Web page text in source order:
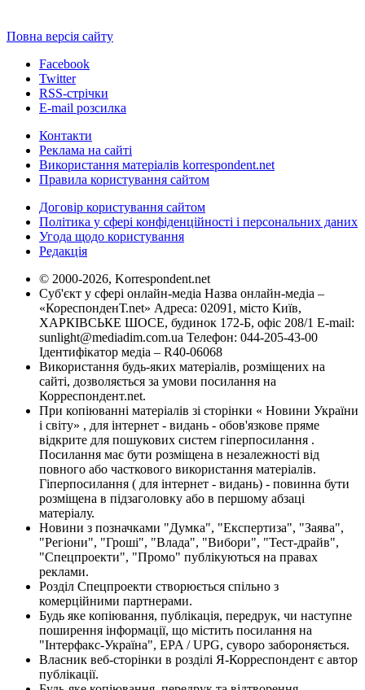
Повна версія сайту
Facebook
Twitter
RSS-стрічки
E-mail розсилка
Контакти
Реклама на сайті
Використання матеріалів korrespondent.net
Правила користування сайтом
Договір користування сайтом
Політика у сфері конфіденційності і персональних даних
Угода щодо користування
Редакція
© 2000-2026, Korrespondent.net
Суб'єкт у сфері онлайн-медіа Назва онлайн-медіа –
«КореспонденТ.net» Адреса: 02091, місто Київ,
ХАРКІВСЬКЕ ШОСЕ, будинок 172-Б, офіс 208/1 E-mail:
sunlight@mediadim.com.ua Телефон: 044-205-43-00
Ідентифікатор медіа – R40-06068
Використання будь-яких матеріалів, розміщених на
сайті, дозволяється за умови посилання на
Корреспондент.net.
При копіюванні матеріалів зі сторінки « Новини України
і світу» , для інтернет - видань - обов'язкове пряме
відкрите для пошукових систем гіперпосилання .
Посилання має бути розміщена в незалежності від
повного або часткового використання матеріалів.
Гіперпосилання ( для інтернет - видань) - повинна бути
розміщена в підзаголовку або в першому абзаці
матеріалу.
Новини з позначками "Думка", "Експертиза", "Заява",
"Регіони", "Гроші", "Влада", "Вибори", "Тест-драйв",
"Спецпроекти", "Промо" публікуються на правах
реклами.
Розділ Спецпроекти створюється спільно з
комерційними партнерами.
Будь яке копіювання, публікація, передрук, чи наступне
поширення інформації, що містить посилання на
"Інтерфакс-Україна", EPA / UPG, суворо забороняється.
Власник веб-сторінки в розділі Я-Корреспондент є автор
публікації.